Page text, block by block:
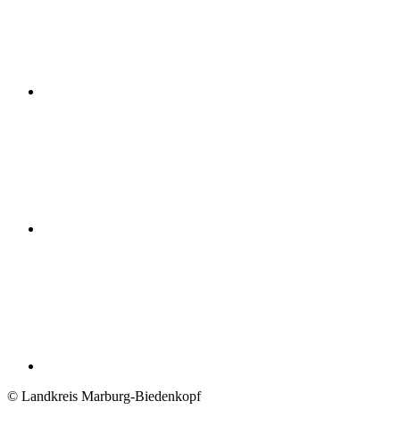
© Landkreis Marburg-Biedenkopf